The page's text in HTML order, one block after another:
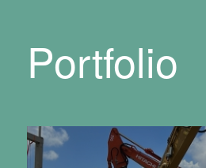
Portfolio